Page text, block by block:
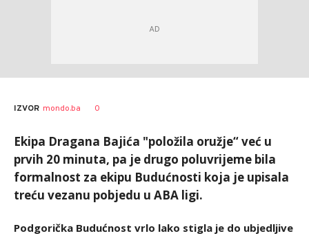
IZVOR mondo.ba 0
Ekipa Dragana Bajića "položila oružje“ već u
prvih 20 minuta, pa je drugo poluvrijeme bila
formalnost za ekipu Budućnosti koja je upisala
treću vezanu pobjedu u ABA ligi.
Podgorička Budućnost vrlo lako stigla je do ubjedljive